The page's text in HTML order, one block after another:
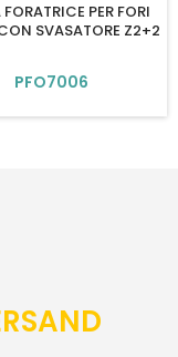
PER FORI
SVASATORE Z2+2
PFO7006